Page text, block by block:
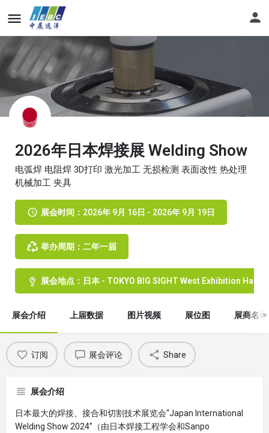
2026年日本焊接展 Welding Show
电弧焊 电阻焊 3D打印 激光加工 无损检测 表面改性 热处理
机械加工 夹具
展会时间：2026年 9月 16日 - 2026年 9月 19日
举办周期：二年一届
展会地点：日本 - TOKYO BIG SIGHT West Exhibition
展会介绍 上届数据 图片视频 展位图 展商名录
订阅 展会评论 Share
展会介绍
日本最大的焊接、接合和切割技术展览会“Japan International
Welding Show 2024”（由日本焊接工程学会和Sanpo